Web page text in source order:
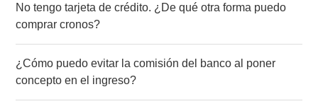
No tengo tarjeta de crédito. ¿De qué otra forma puedo
comprar cronos?
¿Cómo puedo evitar la comisión del banco al poner
concepto en el ingreso?